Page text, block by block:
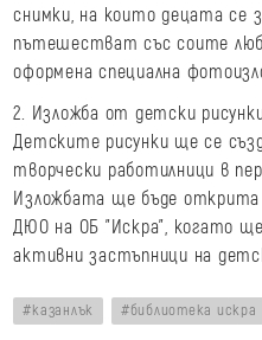
снимки, на които децата се
пътешестват със соите
оформена специална
2. Изложба от детски
Детските рисунки ще се
творчески работилници в
Изложбата ще бъде открита
ДЮО на ОБ "Искра", когато
активни застъпници на
казанлък библиотека искра